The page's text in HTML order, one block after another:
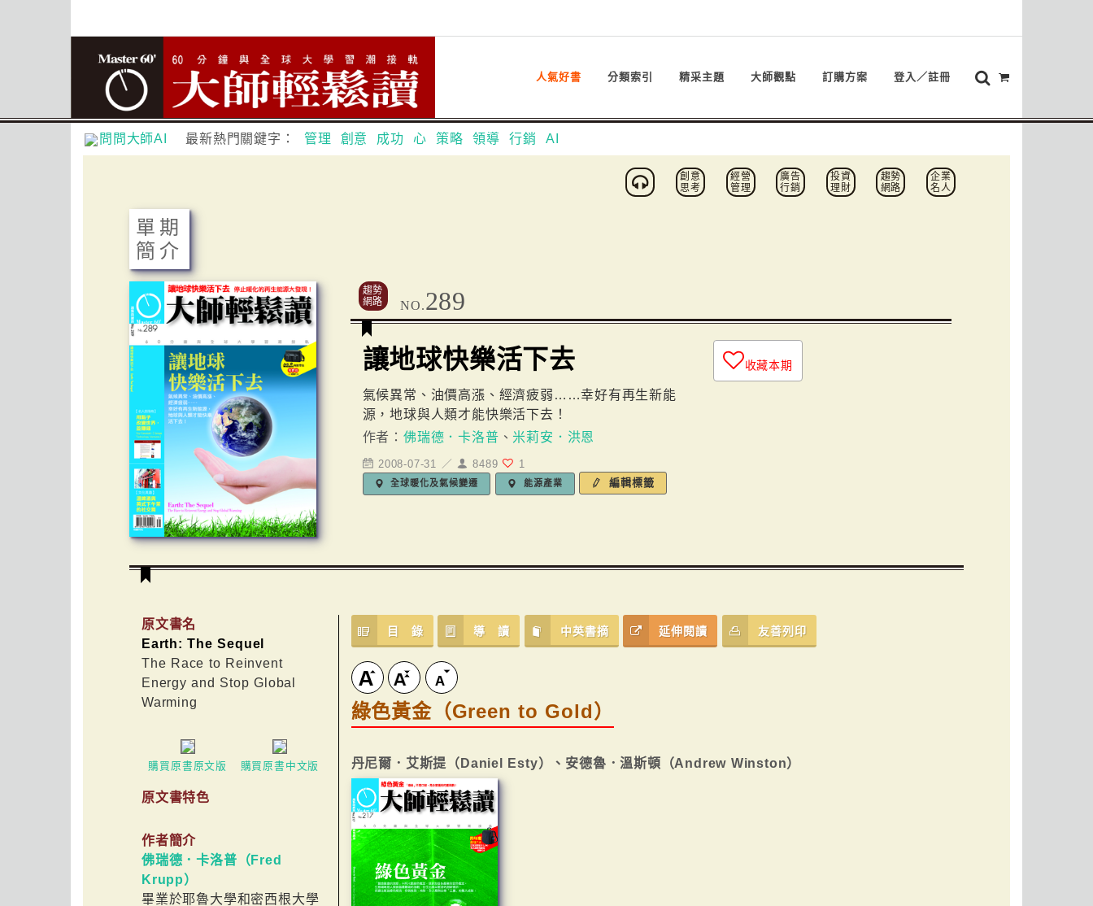
人氣好書 分類索引 精采主題 大師觀點 訂購方案 登入／註冊
問問大師AI 最新熱門關鍵字： 管理 創意 成功 心 策略 領導 行銷 AI
創意
思考
經營
管理
廣告
行銷
投資
理財
趨勢
網路
企業
名人
單期
簡介
趨勢
網路
NO.289
讓地球快樂活下去
氣候異常、油價高漲、經濟疲弱……幸好有再生新能
源，地球與人類才能快樂活下去！
作者： 佛瑞德．卡洛普 、 米莉安．洪恩
2008-07-31 ／ 8489 1
全球暖化及氣候變遷 能源產業 編輯標籤
收藏本期
原文書名
Earth: The Sequel
The Race to Reinvent
Energy and Stop Global
Warming
購買原書原文版 購買原書中文版
原文書特色
作者簡介
佛瑞德．卡洛普（Fred
Krupp）
畢業於耶魯大學和密西根大學
目 錄 導 讀 中英書摘 延伸閱讀 友善列印
綠色黃金（Green to Gold）
丹尼爾．艾斯提（Daniel Esty）、安德魯．溫斯頓（Andrew Winston）